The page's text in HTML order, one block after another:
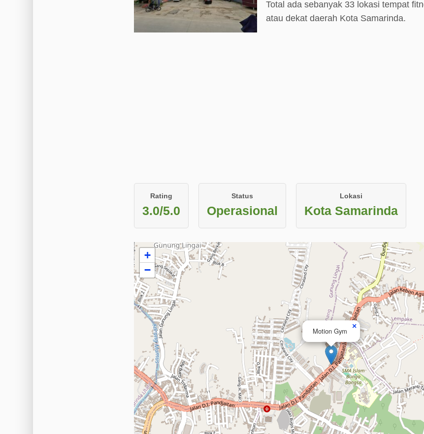
Total ada sebanyak 33 lokasi tempat
atau dekat daerah Kota Samarinda.
Rating
3.0/5.0
Status
Operasional
Lokasi
Kota Samarinda
Motion Gym
×
+
−